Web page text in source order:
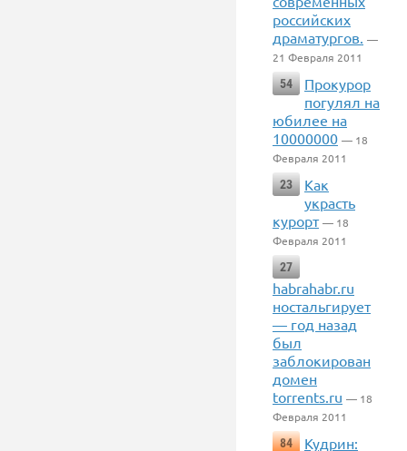
российских
драматургов. —
21 Февраля 2011
54
Прокурор
погулял на
юбилее на
10000000 — 18
Февраля 2011
23
Как
украсть
курорт — 18
Февраля 2011
27
habrahabr.ru
ностальгирует
— год назад
был
заблокирован
домен
torrents.ru — 18
Февраля 2011
84
Кудрин: